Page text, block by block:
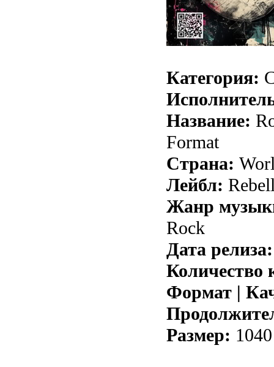
Категория:
Название:
Format
Страна:
Лейбл:
Жанр
Rock
Дата релиза:
Количество
Формат |
Размер: